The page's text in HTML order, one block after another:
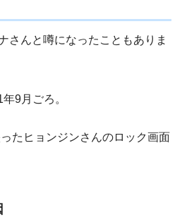
さんと噂になったこともありま
9月ごろ。
たヒョンジンさんのロック画面